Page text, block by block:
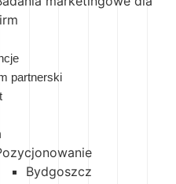
partnerski
Bydgoszcz